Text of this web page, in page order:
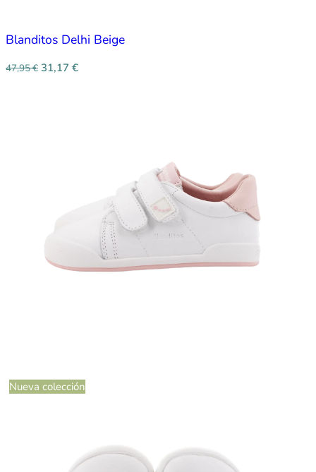
Blanditos Delhi Beige
47,95€ 31,17 €
Nueva colección